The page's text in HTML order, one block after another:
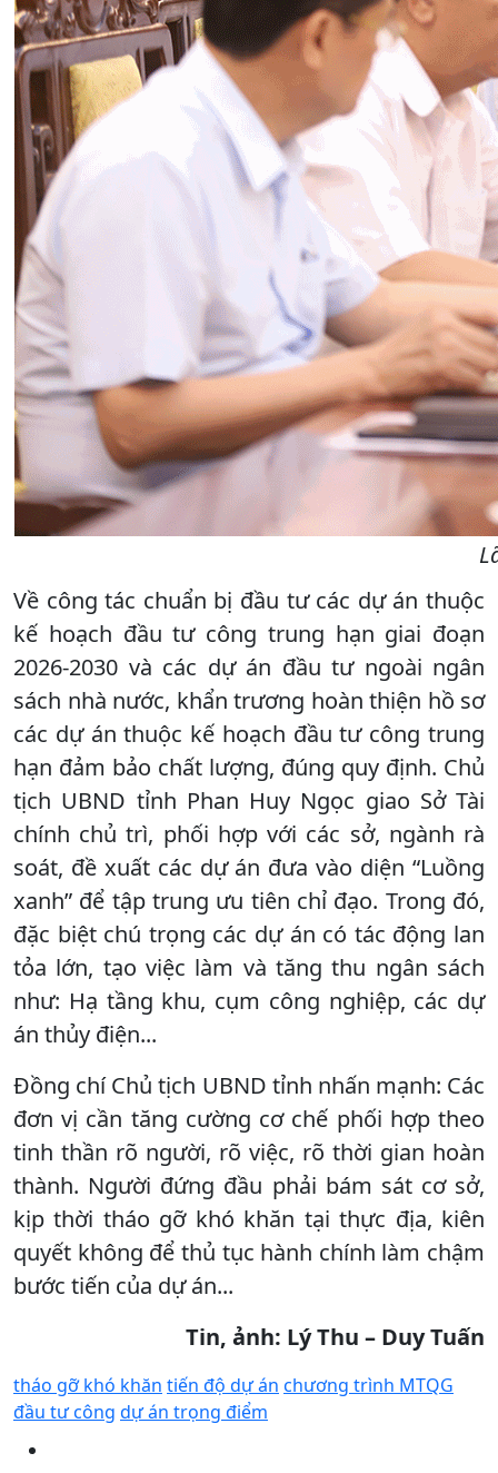
Về công tác chuẩn bị đầu tư các dự án thuộc
kế hoạch đầu tư công trung hạn giai đoạn
2026-2030 và các dự án đầu tư ngoài ngân
sách nhà nước, khẩn trương hoàn thiện hồ sơ
các dự án thuộc kế hoạch đầu tư công trung
hạn đảm bảo chất lượng, đúng quy định. Chủ
tịch UBND tỉnh Phan Huy Ngọc giao Sở Tài
chính chủ trì, phối hợp với các sở, ngành rà
soát, đề xuất các dự án đưa vào diện “Luồng
xanh” để tập trung ưu tiên chỉ đạo. Trong đó,
đặc biệt chú trọng các dự án có tác động lan
tỏa lớn, tạo việc làm và tăng thu ngân sách
như: Hạ tầng khu, cụm công nghiệp, các dự
án thủy điện...
Đồng chí Chủ tịch UBND tỉnh nhấn mạnh: Các
đơn vị cần tăng cường cơ chế phối hợp theo
tinh thần rõ người, rõ việc, rõ thời gian hoàn
thành. Người đứng đầu phải bám sát cơ sở,
kịp thời tháo gỡ khó khăn tại thực địa, kiên
quyết không để thủ tục hành chính làm chậm
bước tiến của dự án...
Tin, ảnh: Lý Thu – Duy Tuấn
tháo gỡ khó khăn tiến độ dự án chương trình MTQG
đầu tư công dự án trọng điểm